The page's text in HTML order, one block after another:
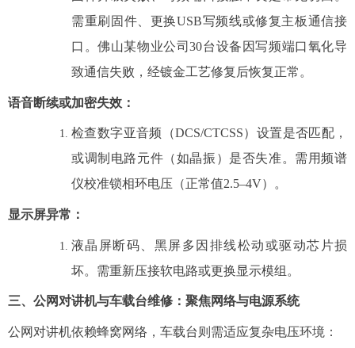
需重刷固件、更换USB写频线或修复主板通信接
口。佛山某物业公司30台设备因写频端口氧化导
致通信失败，经镀金工艺修复后恢复正常。
语音断续或加密失效 ：
检查数字亚音频（DCS/CTCSS）设置是否匹配，
或调制电路元件（如晶振）是否失准。需用频谱
仪校准锁相环电压（正常值2.5–4V）。
显示屏异常 ：
液晶屏断码、黑屏多因排线松动或驱动芯片损
坏。需重新压接软电路或更换显示模组。
三、公网对讲机与车载台维修：聚焦网络与电源系统
公网对讲机依赖蜂窝网络，车载台则需适应复杂电压环境：